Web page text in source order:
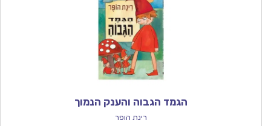
הגמד הגבוה והענק הנמוך
רינת הופר